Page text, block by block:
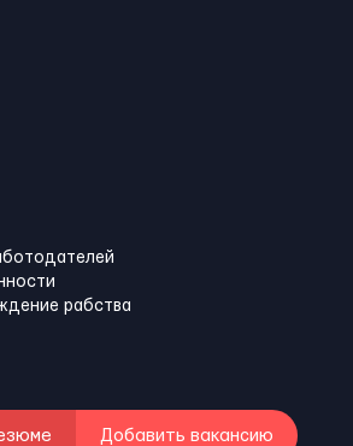
рабства
Добавить вакансию